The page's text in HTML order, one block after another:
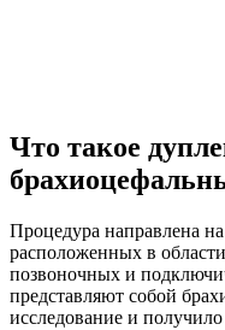
Что такое
Процедура направлена
расположенных в
позвоночных и
представляют собой
исследование и получило